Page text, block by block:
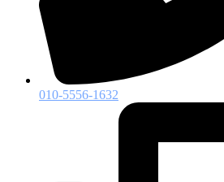
010-5556-1632